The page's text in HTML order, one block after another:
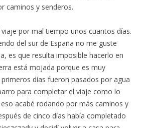
caminos y senderos.
por mal tiempo unos cuantos días.
del sur de España no me guste
es que resulta imposible hacerlo en
está mojada porque es muy
días fueron pasados por agua
para completar el viaje como lo
acabé rodando por más caminos y
de cinco días había completado